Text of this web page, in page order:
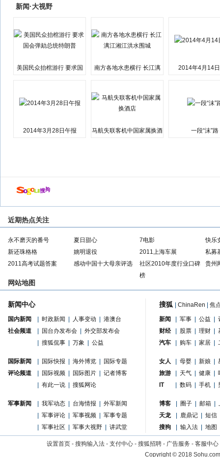
新闻·大视野
美国民众抬棺游行 要求国
南方各地水患横行 长江漓
2014年4月14
2014年3月28日午报
马航失联客机中国家属换酒
一段“沫”路
近期热点关注
永不磨灭的番号 夏日甜心 7电影
快乐
新还珠格格
姚明退役 2011上海车展
私募
2011高考试题答案
感动中国十大母亲评选
社区2010年度行业口碑
榜
贵州
网站地图
新闻中心
国内新闻 时政新闻 人事变动
港澳台
国台办发布会 外交部发布会
社会频道
搜狐侃事 万象 公益
国际新闻 国际快报 海外博览
国际专题
国际视频 国际图片 记者博客
评论频道
有此一说 搜狐网论
军事新闻 我军动态 台海情报
外军新闻
军事评论 军事视频
军事专题
军事社区 军事大视野 讲武堂
搜狐 ChinaRen 焦
新闻 军事 公益
财经
股票 理财
汽车
购车 家居
女人 母婴 新娘
旅游
天气 健康
IT
数码 手机
博客 圈子 邮箱
天龙
鹿鼎记
短信
搜狗
输入法 地图
设置首页 - 搜狗输入法 - 支付中心 - 搜狐招聘 - 广告服务 - 客服中心
Copyright©2018